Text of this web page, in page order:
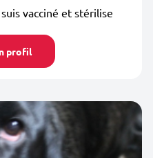
vacciné et stérilise
profil